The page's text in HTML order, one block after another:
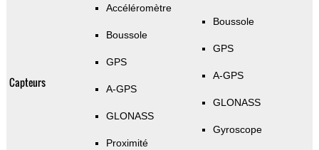
Capteurs
Accéléromètre
Boussole
GPS
A-GPS
GLONASS
Proximité
Boussole
GPS
A-GPS
GLONASS
Gyroscope